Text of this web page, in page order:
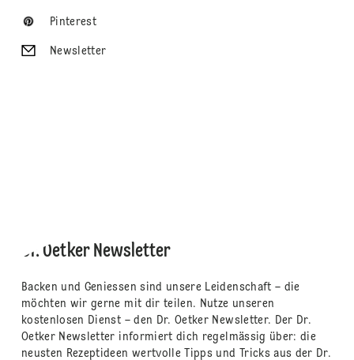
Pinterest
Newsletter
Dr. Oetker Newsletter
Backen und Geniessen sind unsere Leidenschaft – die
möchten wir gerne mit dir teilen. Nutze unseren
kostenlosen Dienst – den Dr. Oetker Newsletter. Der Dr.
Oetker Newsletter informiert dich regelmässig über: die
neusten Rezeptideen wertvolle Tipps und Tricks aus der Dr.